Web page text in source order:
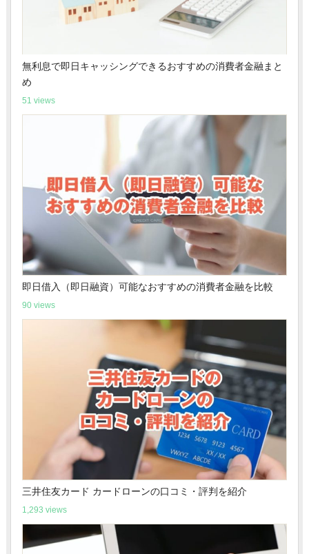
無利息で即日キャッシングできるおすすめの消費者金融まと
め
51 views
即日借入（即日融資）可能なおすすめの消費者金融を比較
90 views
三井住友カード カードローンの口コミ・評判を紹介
1,293 views